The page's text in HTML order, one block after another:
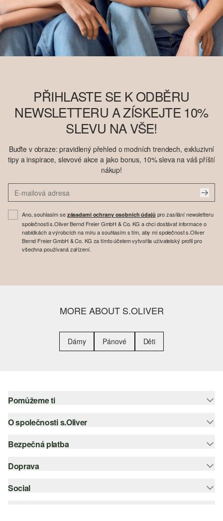
PŘIHLASTE SE K ODBĚRU
NEWSLETTERU A ZÍSKEJTE 10%
SLEVU NA VŠE!
Buďte v obraze: pravidlený přehled o modních trendech, exkluzivní
tipy a inspirace, slevové akce a jako bonus, 10% sleva na váš příští
nákup!
Ano, souhlasím se zásadami ochrany osobních údajů pro zasílání newsletteru
společnosti s.Oliver Bernd Freier GmbH & Co. KG a chci dostávat informace o
nabídkách a výrobcích na míru a souhlasím s tím, aby mi společnost s.Oliver
Bernd Freier GmbH & Co. KG za tímto účelem vytvořila uživatelský profil pro
všechna používaná zařízení.
MORE ABOUT S.OLIVER
Dámy Pánové Děti
Pomůžeme ti
Nápověda – často kladené otázky
Nápověda k velikostem
O společnosti s.Oliver
Newsletter
s.Oliver Group
Bezpečná platba
Platební karta
PayPal
Doprava
Česká pošta
Social